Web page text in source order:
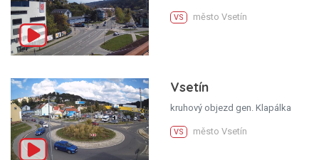
VS město Vsetín
Vsetín
kruhový objezd gen. Klapálka
VS město Vsetín